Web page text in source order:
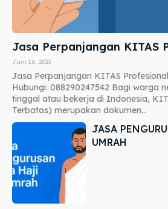
Jasa Perpanjangan KITAS
Juni 16, 2025
Jasa Perpanjangan KITAS
Hubungi: 088290247542 Bagi warga
tinggal atau bekerja di Indonesia,
Terbatas) merupakan dokumen...
JASA
UMRAH